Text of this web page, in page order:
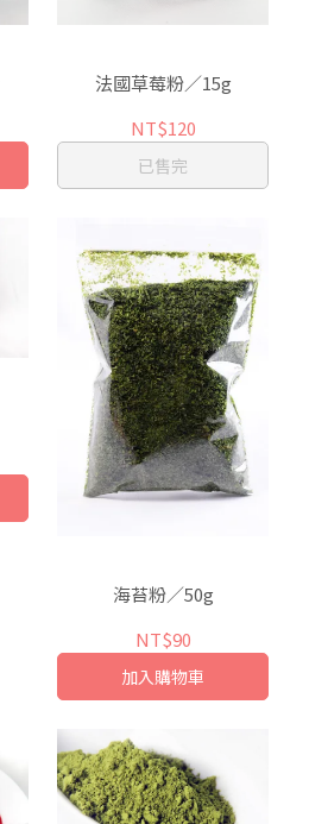
法國草莓粉／15g
NT$120
已售完
海苔粉／50g
NT$90
加入購物車